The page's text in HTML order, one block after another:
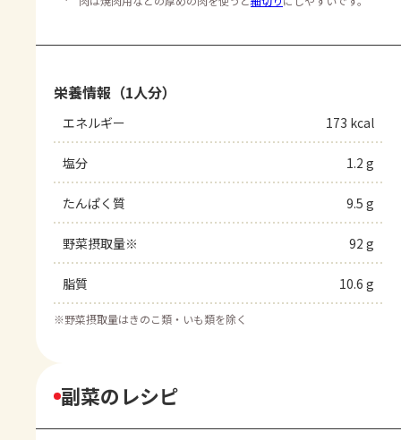
栄養情報（1人分）
エネルギー 173 kcal
塩分 1.2 g
たんぱく質 9.5 g
野菜摂取量※ 92 g
脂質 10.6 g
※野菜摂取量はきのこ類・いも類を除く
副菜のレシピ